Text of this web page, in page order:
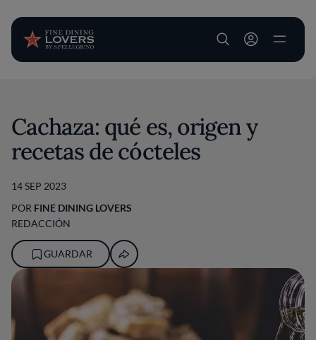
User account
Cachaza: qué es, origen y
recetas de cócteles
14 SEP 2023
POR FINE DINING LOVERS
REDACCIÓN
GUARDAR